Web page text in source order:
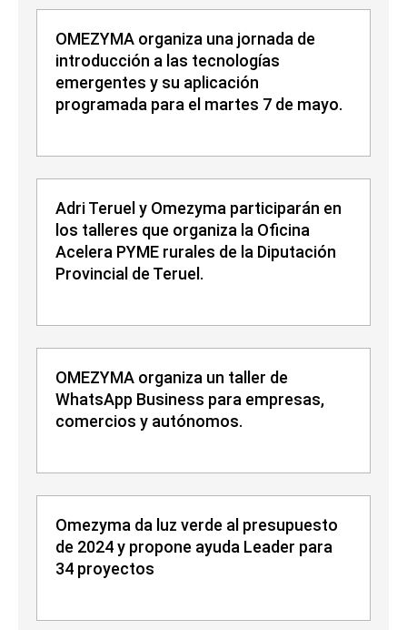
OMEZYMA organiza una jornada de
introducción a las tecnologías
emergentes y su aplicación
programada para el martes 7 de mayo.
Adri Teruel y Omezyma participarán en
los talleres que organiza la Oficina
Acelera PYME rurales de la Diputación
Provincial de Teruel.
OMEZYMA organiza un taller de
WhatsApp Business para empresas,
comercios y autónomos.
Omezyma da luz verde al presupuesto
de 2024 y propone ayuda Leader para
34 proyectos